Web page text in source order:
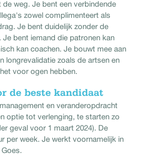
weg. Je bent een verbindende
zowel complimenteert als
Je bent duidelijk zonder de
Je bent iemand die patronen kan
kan coachen. Je bouwt mee aan
longrevalidatie zoals de artsen en
voor ogen hebben.
de beste kandidaat
en veranderopdracht
optie tot verlenging, te starten zo
geval voor 1 maart 2024). De
per week. Je werkt voornamelijk in